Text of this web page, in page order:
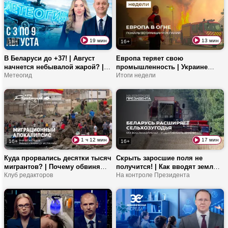
справляются с лесными
пожарами?
16+ 19 мин
В Беларуси до +37! | Август
начнется небывалой жарой? |
Как спасти капусту от
Метеогид
16+ 13 мин
Европа теряет свою
промышленность | Украине
грозит холод? | Какой
Китая?
Итоги недели
16+ 1 ч 12 мин
Куда прорвались десятки тысяч
мигрантов? | Почему обвиняют
администрацию Трампа? | Чем
Клуб редакторов
16+ 17 мин
Скрыть заросшие поля не
получится! | Как вводят земли в
сельхозоборот? | Какие шаги
На контроле Президента